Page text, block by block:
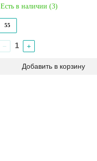
Есть в наличии (3)
55
− +